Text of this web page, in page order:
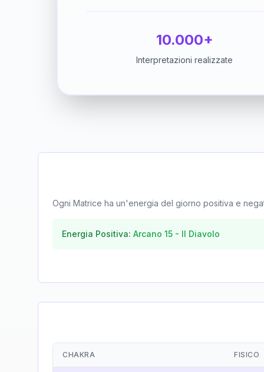
10.000+
Interpretazioni realizzate
Ogni Matrice ha un'energia del giorno positiva e
Energia Positiva: Arcano 15 - Il Diavolo
CHAKRA FISICO